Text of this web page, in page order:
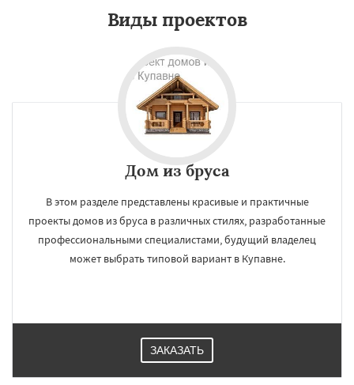
Виды проектов
Дом из бруса
В этом разделе представлены красивые и практичные
проекты домов из бруса в различных стилях, разработанные
профессиональными специалистами, будущий владелец
может выбрать типовой вариант в Купавне.
ЗАКАЗАТЬ